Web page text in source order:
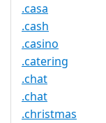
.casa
.cash
.casino
.catering
.chat
.chat
.christmas